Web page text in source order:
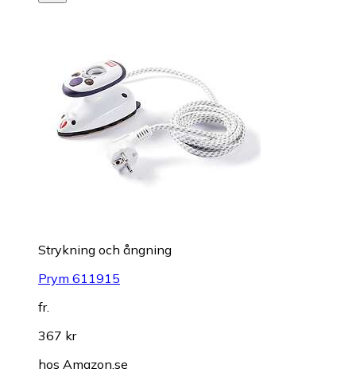
Strykning och ångning
Prym 611915
fr.
367 kr
hos Amazon.se